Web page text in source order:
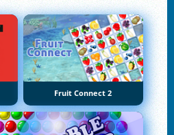
Fruit Connect 2